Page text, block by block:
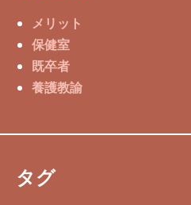
メリット
保健室
既卒者
養護教諭
タグ